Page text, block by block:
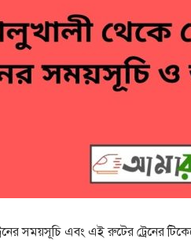
সময়সূচি এবং এই রুটের ট্রেনের